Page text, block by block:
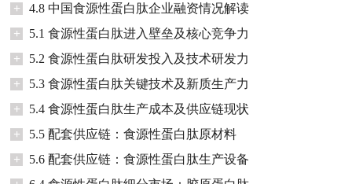
+
4.8 中国食源性蛋白肽企业融资情况解读
+
5.1 食源性蛋白肽进入壁垒及核心竞争力
+
5.2 食源性蛋白肽研发投入及技术研发力
+
5.3 食源性蛋白肽关键技术及新质生产力
+
5.4 食源性蛋白肽生产成本及供应链现状
+
5.5 配套供应链：食源性蛋白肽原材料
+
5.6 配套供应链：食源性蛋白肽生产设备